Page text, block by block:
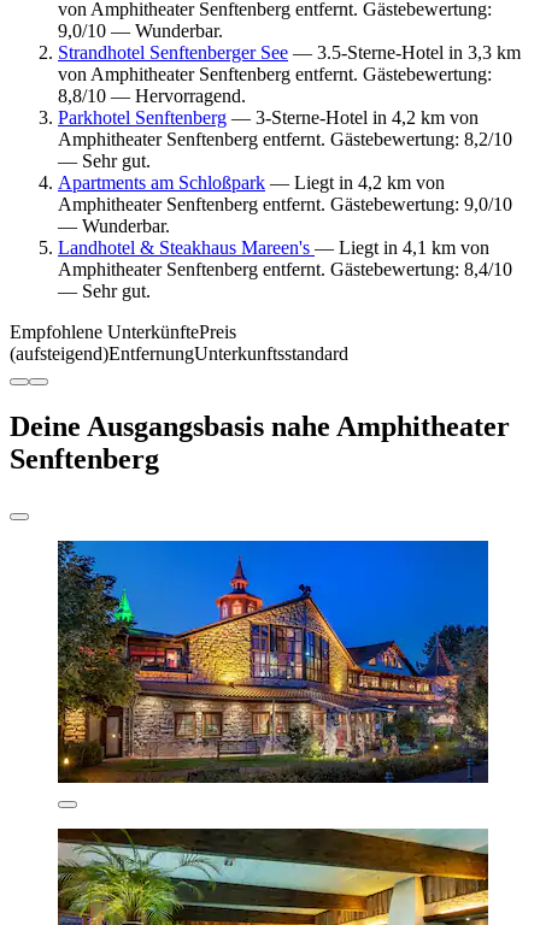
von Amphitheater Senftenberg entfernt. Gästebewertung:
9,0/10 — Wunderbar.
Strandhotel Senftenberger See — 3.5-Sterne-Hotel in 3,3 km
von Amphitheater Senftenberg entfernt. Gästebewertung:
8,8/10 — Hervorragend.
Parkhotel Senftenberg — 3-Sterne-Hotel in 4,2 km von
Amphitheater Senftenberg entfernt. Gästebewertung: 8,2/10
— Sehr gut.
Apartments am Schloßpark — Liegt in 4,2 km von
Amphitheater Senftenberg entfernt. Gästebewertung: 9,0/10
— Wunderbar.
Landhotel & Steakhaus Mareen's — Liegt in 4,1 km von
Amphitheater Senftenberg entfernt. Gästebewertung: 8,4/10
— Sehr gut.
Empfohlene UnterkünftePreis
(aufsteigend)EntfernungUnterkunftsstandard
Deine Ausgangsbasis nahe Amphitheater
Senftenberg